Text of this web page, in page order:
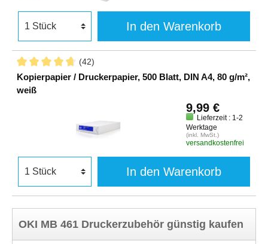
In den Warenkorb
(42)
Kopierpapier / Druckerpapier, 500 Blatt, DIN A4, 80 g/m²,
weiß
9,99 €
Lieferzeit : 1-2
Werktage
(inkl. MwSt.)
versandkostenfrei
In den Warenkorb
OKI MB 461 Druckerzubehör günstig kaufen